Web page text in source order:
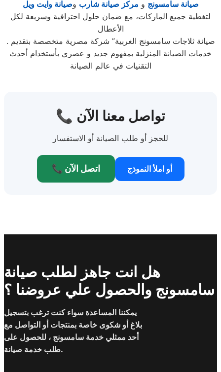
صيانة سامسونج و مركز صيانة شارب وصيانة وايت ويل
لتغطية جميع الماركات، مع ضمان حلول احترافية وسريعة لكل
الأعطال
. صيانة ثلاجات سامسونج الغربية” شركة مصرية متخصصة بتقديم
خدمات الصيانة المنزلية بمفهوم جديد و عصري بأستخدام أحدث
التقنيات في عالم الصيانة
📞 تواصل معنا الآن
للحجز أو طلب الصيانة أو الاستفسار
📞 اتصل الآن أو املأ النموذج
هل انت جاهز لطلب صيانة
سامسونج والحصول علي عروضنا ؟
يمكننا المساعدة سواء كنت ترغب بتسجيل
بلاغ أو شكوى خاصة بمنتجات أو التواصل مع
أحد ممثلي خدمة سامسونج ، للحصول على
طلب خدمة صيانة.